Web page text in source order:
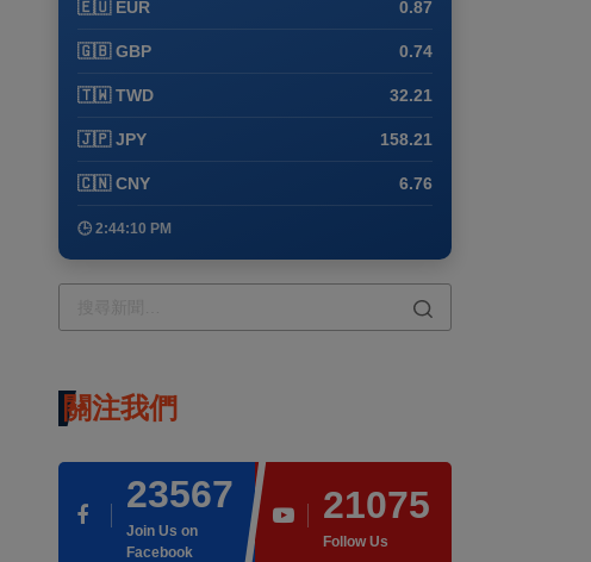
🇪🇺 EUR 0.87
🇬🇧 GBP 0.74
🇹🇼 TWD 32.21
🇯🇵 JPY 158.21
🇨🇳 CNY 6.76
🕒 2:44:10 PM
關注我們
23567
Join Us on
Facebook
21075
Follow Us